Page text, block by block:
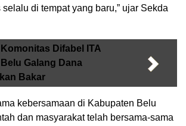
di tempat yang baru,” ujar Sekda
Komonitas Difabel ITA
Galang Dana
Bakar
kebersamaan di Kabupaten Belu
dan masyarakat telah bersama-sama